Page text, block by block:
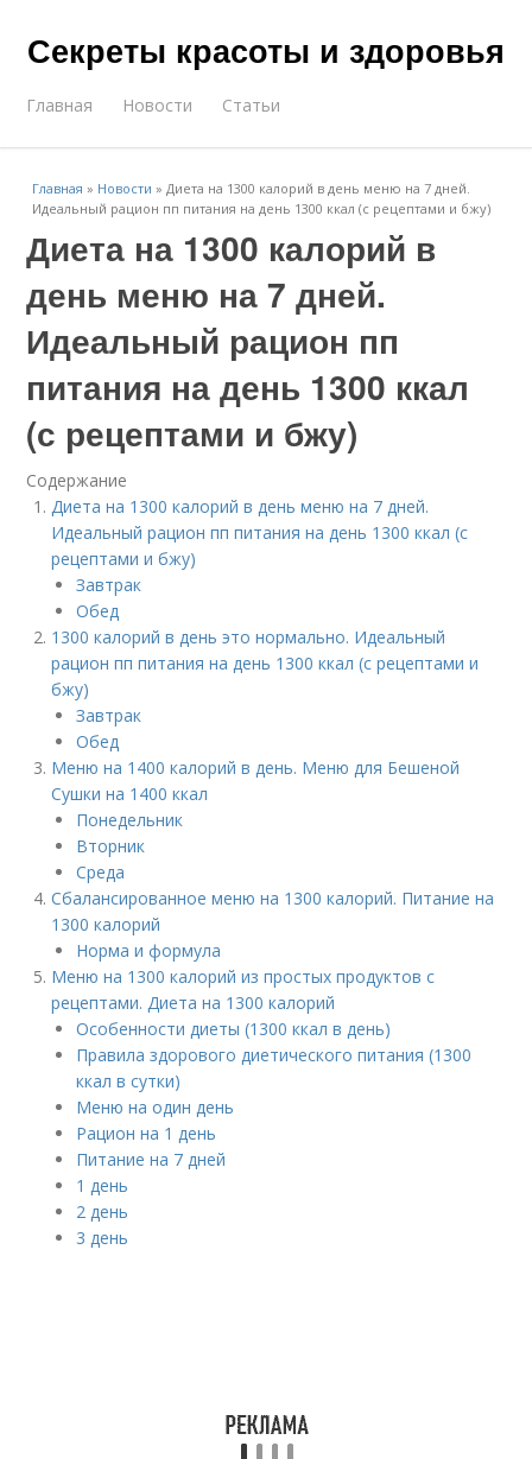
Секреты красоты и здоровья
Главная Новости Статьи
Главная » Новости »Диета на 1300 калорий в день меню на 7 дней.
Идеальный рацион пп питания на день 1300 ккал (с рецептами и бжу)
Диета на 1300 калорий в
день меню на 7 дней.
Идеальный рацион пп
питания на день 1300 ккал
(с рецептами и бжу)
Содержание
Диета на 1300 калорий в день меню на 7 дней.
Идеальный рацион пп питания на день 1300 ккал (с
рецептами и бжу)
Завтрак
Обед
1300 калорий в день это нормально. Идеальный
рацион пп питания на день 1300 ккал (с рецептами и
бжу)
Завтрак
Обед
Меню на 1400 калорий в день. Меню для Бешеной
Сушки на 1400 ккал
Понедельник
Вторник
Среда
Сбалансированное меню на 1300 калорий. Питание на
1300 калорий
Норма и формула
Меню на 1300 калорий из простых продуктов с
рецептами. Диета на 1300 калорий
Особенности диеты (1300 ккал в день)
Правила здорового диетического питания (1300
ккал в сутки)
Меню на один день
Рацион на 1 день
Питание на 7 дней
1 день
2 день
3 день